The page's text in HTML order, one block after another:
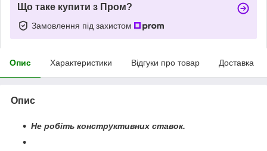
Що таке купити з Пром?
Замовлення під захистом
Опис Характеристики Відгуки про товар Доставка
Опис
Не робіть конструктивних ставок.